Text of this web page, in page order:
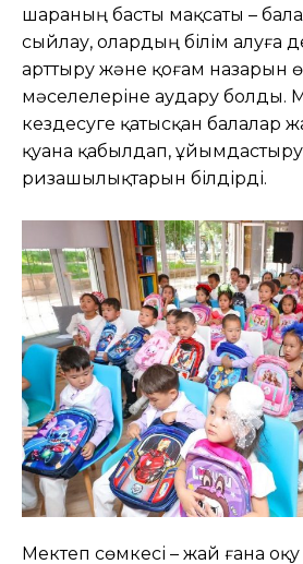
шараның басты мақсаты –
сыйлау, олардың білім алуға
арттыру және қоғам назарын
мәселелеріне аудару болды.
кездесуге қатысқан балалар
қуана қабылдап,
ризашылықтарын білдірді.
Мектеп сөмкесі – жай ғана